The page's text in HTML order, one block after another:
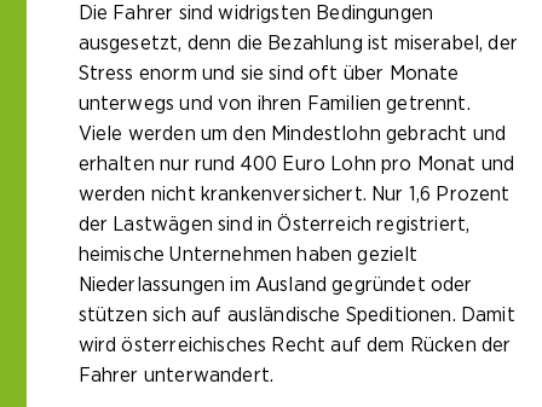
Die Fahrer sind widrigsten Bedingungen
ausgesetzt, denn die Bezahlung ist miserabel, der
Stress enorm und sie sind oft über Monate
unterwegs und von ihren Familien getrennt.
Viele werden um den Mindestlohn gebracht und
erhalten nur rund 400 Euro Lohn pro Monat und
werden nicht krankenversichert. Nur 1,6 Prozent
der Lastwägen sind in Österreich registriert,
heimische Unternehmen haben gezielt
Niederlassungen im Ausland gegründet oder
stützen sich auf ausländische Speditionen. Damit
wird österreichisches Recht auf dem Rücken der
Fahrer unterwandert.